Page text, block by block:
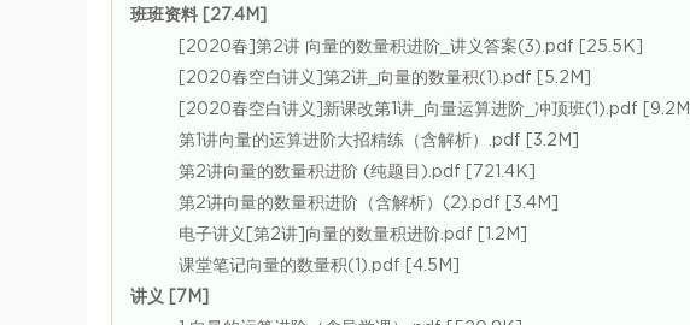
班班资料 [27.4M]
[2020春]第2讲 向量的数量积进阶_讲义答案(3).pdf [25.5K]
[2020春空白讲义]第2讲_向量的数量积(1).pdf [5.2M]
[2020春空白讲义]新课改第1讲_向量运算进阶_冲顶班(1).pdf [9.2M]
第1讲向量的运算进阶大招精练（含解析）.pdf [3.2M]
第2讲向量的数量积进阶 (纯题目).pdf [721.4K]
第2讲向量的数量积进阶（含解析）(2).pdf [3.4M]
电子讲义[第2讲]向量的数量积进阶.pdf [1.2M]
课堂笔记向量的数量积(1).pdf [4.5M]
讲义 [7M]